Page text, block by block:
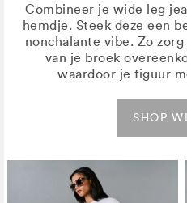
Combineer je wide leg
hemdje. Steek deze een
nonchalante vibe. Zo
van je broek
waardoor je figuur
SHOP